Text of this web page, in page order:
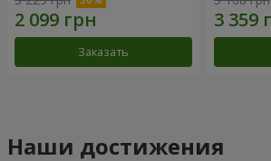
Заказать
Наши достижения